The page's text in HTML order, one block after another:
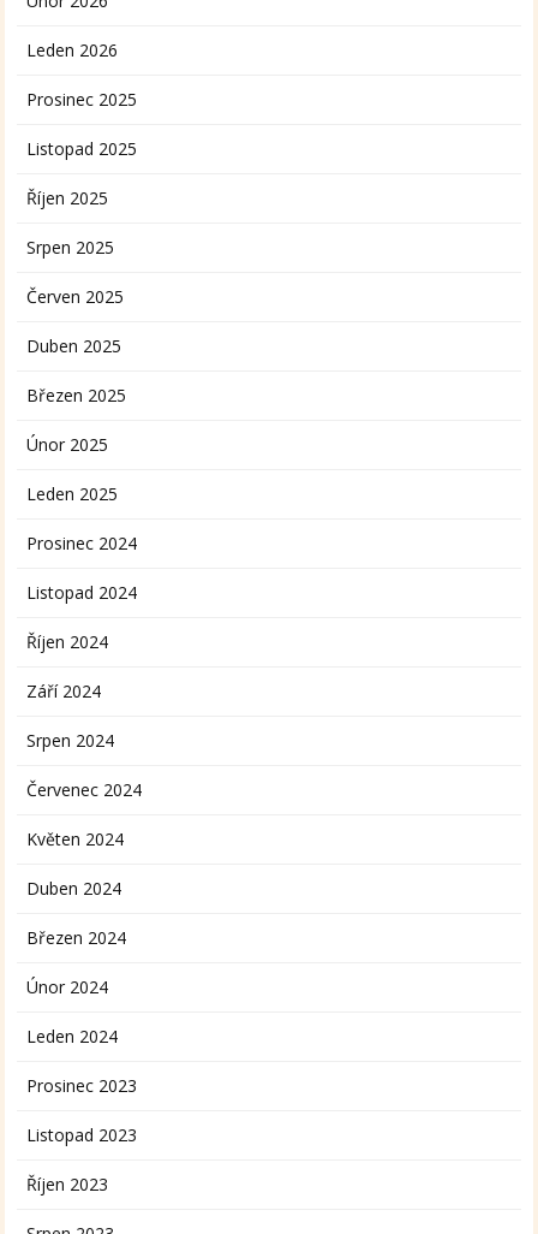
Leden 2026
Prosinec 2025
Listopad 2025
Říjen 2025
Srpen 2025
Červen 2025
Duben 2025
Březen 2025
Únor 2025
Leden 2025
Prosinec 2024
Listopad 2024
Říjen 2024
Září 2024
Srpen 2024
Červenec 2024
Květen 2024
Duben 2024
Březen 2024
Únor 2024
Leden 2024
Prosinec 2023
Listopad 2023
Říjen 2023